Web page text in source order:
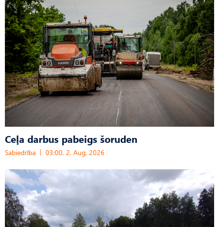
Ceļa darbus pabeigs šoruden
Sabiedrība 03:00, 2. Aug, 2026